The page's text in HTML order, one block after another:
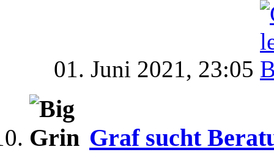
01. Juni 2021, 23:05
Graf sucht